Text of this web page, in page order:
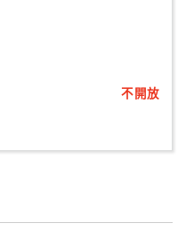
不開放